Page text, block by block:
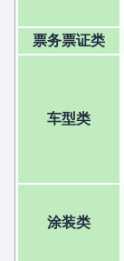
票务票证类
车型类
涂装类